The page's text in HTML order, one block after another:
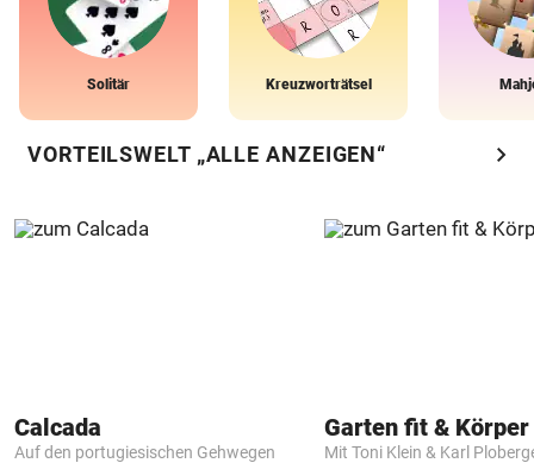
Solitär Kreuzworträtsel
VORTEILSWELT „ALLE ANZEIGEN“ chevron_right
Calcada
Auf den portugiesischen Gehwegen
Garten fit &
Mit Toni Klein & Karl